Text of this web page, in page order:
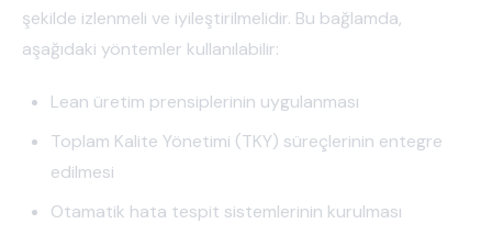
şekilde izlenmeli ve iyileştirilmelidir. Bu bağlamda,
aşağıdaki yöntemler kullanılabilir:
Lean üretim prensiplerinin uygulanması
Toplam Kalite Yönetimi (TKY) süreçlerinin entegre
edilmesi
Otamatik hata tespit sistemlerinin kurulması